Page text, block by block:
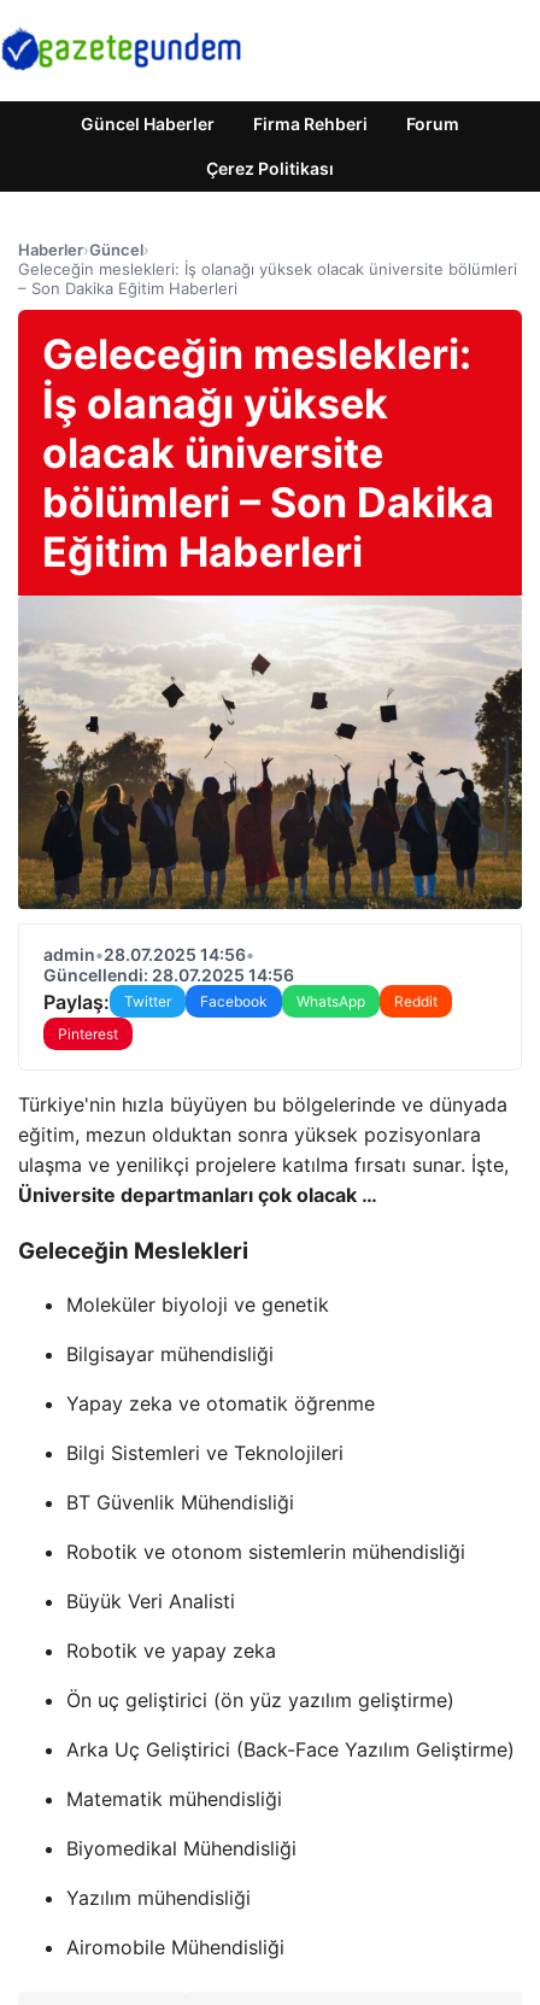
Güncel Haberler Firma Rehberi Forum
Çerez Politikası
Haberler›Güncel›
Geleceğin meslekleri: İş olanağı yüksek olacak üniversite bölümleri
– Son Dakika Eğitim Haberleri
Geleceğin meslekleri:
İş olanağı yüksek
olacak üniversite
bölümleri – Son Dakika
Eğitim Haberleri
admin•28.07.2025 14:56•
Güncellendi: 28.07.2025 14:56
Paylaş: Twitter Facebook WhatsApp
Reddit
Pinterest
Türkiye'nin hızla büyüyen bu bölgelerinde ve dünyada
eğitim, mezun olduktan sonra yüksek pozisyonlara
ulaşma ve yenilikçi projelere katılma fırsatı sunar. İşte,
Üniversite departmanları çok olacak …
Geleceğin Meslekleri
Moleküler biyoloji ve genetik
Bilgisayar mühendisliği
Yapay zeka ve otomatik öğrenme
Bilgi Sistemleri ve Teknolojileri
BT Güvenlik Mühendisliği
Robotik ve otonom sistemlerin mühendisliği
Büyük Veri Analisti
Robotik ve yapay zeka
Ön uç geliştirici (ön yüz yazılım geliştirme)
Arka Uç Geliştirici (Back-Face Yazılım Geliştirme)
Matematik mühendisliği
Biyomedikal Mühendisliği
Yazılım mühendisliği
Airomobile Mühendisliği